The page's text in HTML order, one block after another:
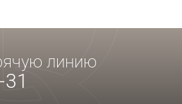
линию